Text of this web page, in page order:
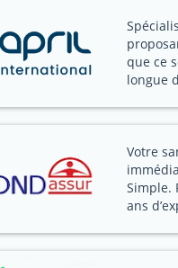
que ce
longue
Votre
Simple.
ans